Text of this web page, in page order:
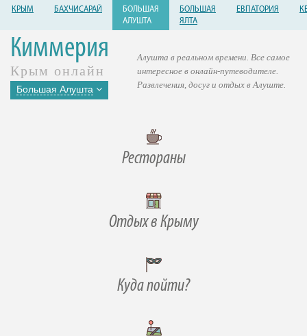
КРЫМ БАХЧИСАРАЙ
БОЛЬШАЯ
АЛУШТА
БОЛЬШАЯ
ЯЛТА
ЕВПАТОРИЯ
Киммерия
Крым онлайн
Большая Алушта
Рестораны
Отдых в Крыму
Куда пойти?
Алушта в реальном времени. Все самое
интересное в онлайн-путеводителе.
Развлечения, досуг и отдых в Алуште.